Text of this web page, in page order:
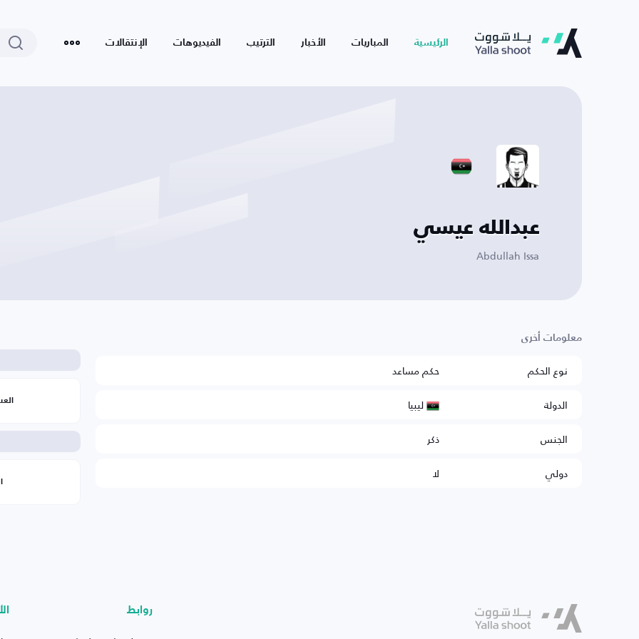
الرئيسية المباريات الأخبار الترتيب الفيديوهات الإنتقالات
عبدالله عيسي
Abdullah Issa
معلومات أخرى
نوع الحكم
حكم مساعد
الدولة
ليبيا
الجنس
ذكر
دولي
لا
روابط